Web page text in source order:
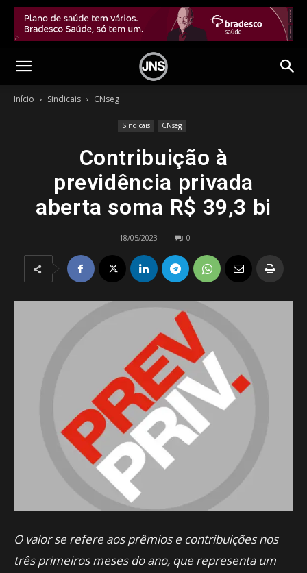
Início Sindicais CNseg
Sindicais CNseg
Contribuição à
previdência privada
aberta soma R$ 39,3 bi
18/05/2023 0
O valor se refere aos prêmios e contribuições nos
três primeiros meses do ano, que representa um